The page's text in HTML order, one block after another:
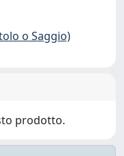
o Saggio)
prodotto.